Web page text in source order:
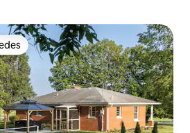
dos hóspedes